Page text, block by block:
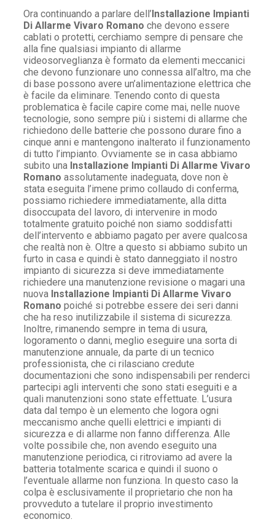
Ora continuando a parlare dell’Installazione Impianti
Di Allarme Vivaro Romano che devono essere
cablati o protetti, cerchiamo sempre di pensare che
alla fine qualsiasi impianto di allarme
videosorveglianza è formato da elementi meccanici
che devono funzionare uno connessa all’altro, ma che
di base possono avere un’alimentazione elettrica che
è facile da eliminare. Tenendo conto di questa
problematica è facile capire come mai, nelle nuove
tecnologie, sono sempre più i sistemi di allarme che
richiedono delle batterie che possono durare fino a
cinque anni e mantengono inalterato il funzionamento
di tutto l’impianto. Ovviamente se in casa abbiamo
subito una Installazione Impianti Di Allarme Vivaro
Romano assolutamente inadeguata, dove non è
stata eseguita l’imene primo collaudo di conferma,
possiamo richiedere immediatamente, alla ditta
disoccupata del lavoro, di intervenire in modo
totalmente gratuito poiché non siamo soddisfatti
dell’intervento e abbiamo pagato per avere qualcosa
che realtà non è. Oltre a questo si abbiamo subito un
furto in casa e quindi è stato danneggiato il nostro
impianto di sicurezza si deve immediatamente
richiedere una manutenzione revisione o magari una
nuova Installazione Impianti Di Allarme Vivaro
Romano poiché si potrebbe essere dei seri danni
che ha reso inutilizzabile il sistema di sicurezza.
Inoltre, rimanendo sempre in tema di usura,
logoramento o danni, meglio eseguire una sorta di
manutenzione annuale, da parte di un tecnico
professionista, che ci rilasciano credute
documentazioni che sono indispensabili per renderci
partecipi agli interventi che sono stati eseguiti e a
quali manutenzioni sono state effettuate. L’usura
data dal tempo è un elemento che logora ogni
meccanismo anche quelli elettrici e impianti di
sicurezza e di allarme non fanno differenza. Alle
volte possibile che, non avendo eseguito una
manutenzione periodica, ci ritroviamo ad avere la
batteria totalmente scarica e quindi il suono o
l’eventuale allarme non funziona. In questo caso la
colpa è esclusivamente il proprietario che non ha
provveduto a tutelare il proprio investimento
economico.